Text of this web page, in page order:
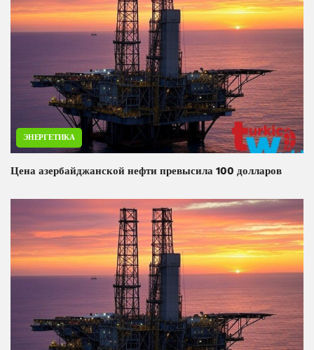
ЭНЕРГЕТИКА
Цена азербайджанской нефти превысила 100 долларов